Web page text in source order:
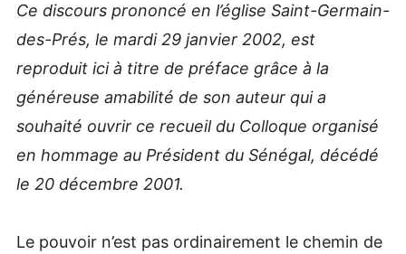
Ce discours prononcé en l’église Saint-Germain-
des-Prés, le mardi 29 janvier 2002, est
reproduit ici à titre de préface grâce à la
généreuse amabilité de son auteur qui a
souhaité ouvrir ce recueil du Colloque organisé
en hommage au Président du Sénégal, décédé
le 20 décembre 2001.
Le pouvoir n’est pas ordinairement le chemin de